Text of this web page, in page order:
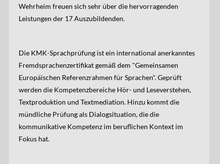
Wehrheim freuen sich sehr über die hervorragenden
Leistungen der 17 Auszubildenden.
Die KMK-Sprachprüfung ist ein international anerkanntes
Fremdsprachenzertifikat gemäß dem "Gemeinsamen
Europäischen Referenzrahmen für Sprachen". Geprüft
werden die Kompetenzbereiche Hör- und Leseverstehen,
Textproduktion und Textmediation. Hinzu kommt die
mündliche Prüfung als Dialogsituation, die die
kommunikative Kompetenz im beruflichen Kontext im
Fokus hat.